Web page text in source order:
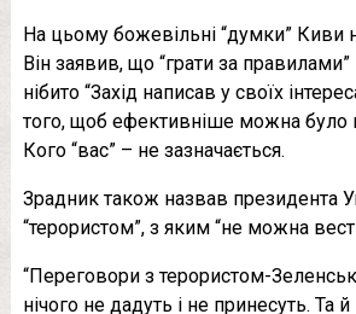
На цьому божевільні “думки” Киви
Він заявив, що “грати за
нібито “Захід написав у своїх
того, щоб ефективніше можна було
Кого “вас” – не зазначається.
Зрадник також назвав президента
“терористом”, з яким “не можна
“Переговори з терористом-
нічого не дадуть і не принесуть. Та